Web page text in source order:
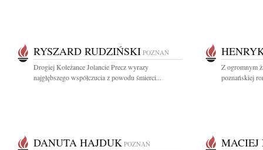
RYSZARD RUDZIŃSKI POZNAŃ
Drogiej Koleżance Jolancie Precz wyrazy
najgłębszego współczucia z powodu śmierci...
Z ogromnym
poznańskiej
DANUTA HAJDUK POZNAŃ MACIEJ